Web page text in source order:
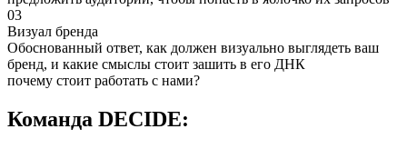
03
Визуал бренда
Обоснованный ответ, как должен визуально выглядеть ваш
бренд, и какие смыслы стоит зашить в его ДНК
почему стоит работать с нами?
Команда DECIDE: